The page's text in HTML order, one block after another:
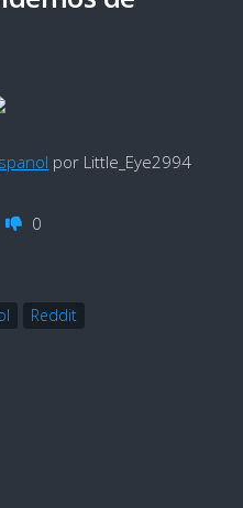
por Little_Eye2994
0
Reddit